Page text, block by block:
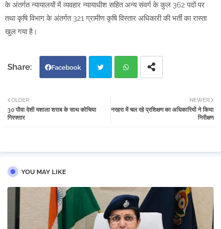
के अंतर्गत न्यायालयों में व्यवहार न्यायाधीश सहित अन्य संवर्ग के कुल 362 पदों पर
तथा कृषि विभाग के अंतर्गत 321 ग्रामीण कृषि विस्तार अधिकारी की भर्ती का रास्ता
खुल गया है।
Facebook
tter atsa
NEWER
नरहरा में चल रहे प्रशिक्षण का अधिकारियों ने किया
निरीक्षण
OLDER
30 पौवा देशी मशाला शराब के साथ कोचिया
गिरफ्तार
YOU MAY LIKE